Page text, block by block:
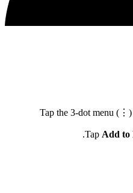
Tap the 3-dot menu
Tap Add to
.